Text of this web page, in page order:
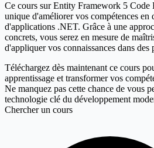
Ce cours surEntity Framework 5 Code
unique d'améliorer vos compétences en
d'applications .NET. Grâce à une
concrets, vous serez en mesure de
d'appliquer vos connaissances dans des
Téléchargez dès maintenant ce cours
apprentissage et transformer vos
Ne manquez pas cette chance de vous
technologie clé du développement
Chercher un cours